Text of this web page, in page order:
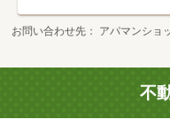
お問い合わせ先
アパマンショ
不